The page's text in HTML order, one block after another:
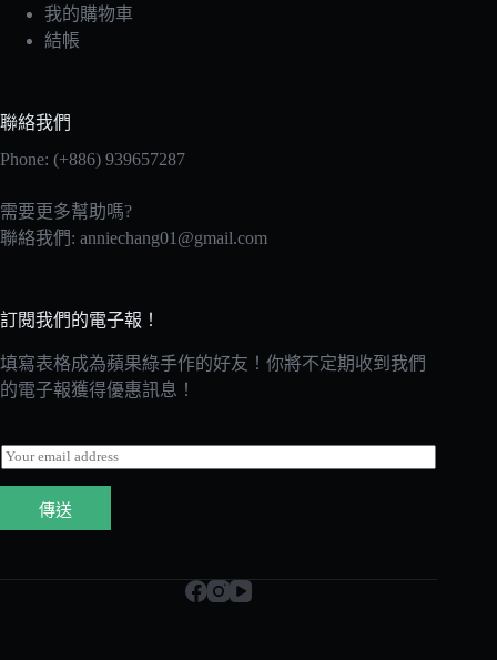
我的購物車
結帳
聯絡我們
Phone: (+886) 939657287
需要更多幫助嗎?
聯絡我們: anniechang01@gmail.com
訂閱我們的電子報！
填寫表格成為蘋果綠手作的好友！你將不定期收到我們
的電子報獲得優惠訊息！
E
m
a
l
傳送